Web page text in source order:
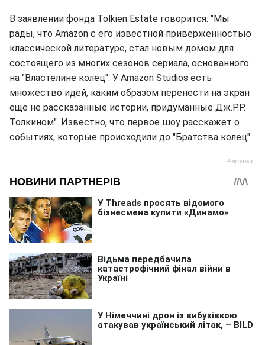
В заявлении фонда Tolkien Estate говорится: "Мы
рады, что Amazon с его известной приверженностью
классической литературе, стал новым домом для
состоящего из многих сезонов сериала, основанного
на "Властелине колец". У Amazon Studios есть
множество идей, каким образом перенести на экран
еще не рассказанные истории, придуманные Дж.Р.Р.
Толкином". Известно, что первое шоу расскажет о
событиях, которые происходили до "Братства колец".